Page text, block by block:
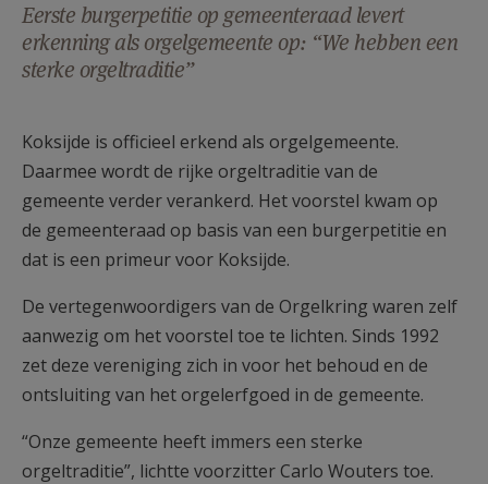
AANMELDEN OF REGISTREREN
Eerste burgerpetitie op gemeenteraad levert
erkenning als orgelgemeente op: “We hebben een
sterke orgeltraditie”
Koksijde is officieel erkend als orgelgemeente.
Daarmee wordt de rijke orgeltraditie van de
gemeente verder verankerd. Het voorstel kwam op
de gemeenteraad op basis van een burgerpetitie en
dat is een primeur voor Koksijde.
De vertegenwoordigers van de Orgelkring waren zelf
aanwezig om het voorstel toe te lichten. Sinds 1992
zet deze vereniging zich in voor het behoud en de
ontsluiting van het orgelerfgoed in de gemeente.
“Onze gemeente heeft immers een sterke
orgeltraditie”, lichtte voorzitter Carlo Wouters toe.